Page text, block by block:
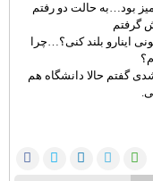
بود…به حالت دو رفتم
گرفتم
اینارو بلند کنی؟…چرا
گفتم حالا دانشگاه هم